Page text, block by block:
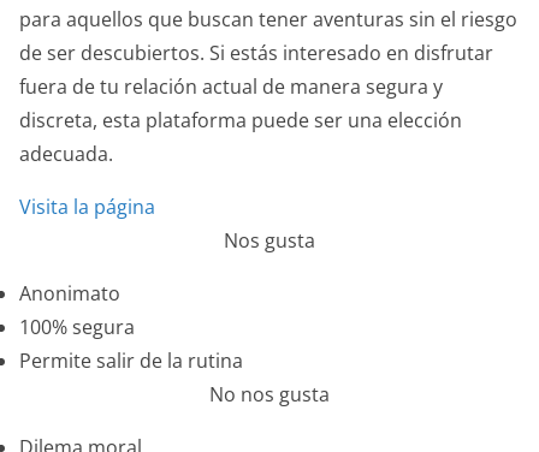
para aquellos que buscan tener aventuras sin el riesgo
de ser descubiertos. Si estás interesado en disfrutar
fuera de tu relación actual de manera segura y
discreta, esta plataforma puede ser una elección
adecuada.
Visita la página
Nos gusta
Anonimato
100% segura
Permite salir de la rutina
No nos gusta